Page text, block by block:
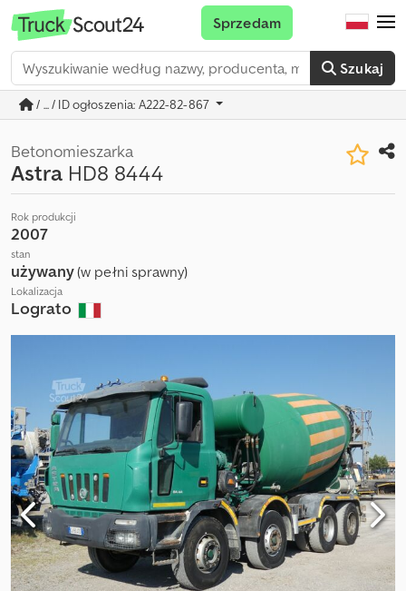
Szukaj
Sprzedam
/ ... / ID ogłoszenia: A222-82-867
Betonomieszarka
Astra HD8 8444
Rok produkcji
2007
stan
używany(w pełni sprawny)
Lokalizacja
Lograto